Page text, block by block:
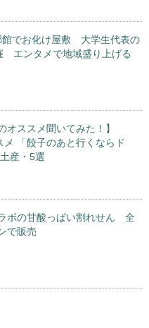
館でお化け屋敷 大学生代表の
エンタメで地域盛り上げる
オススメ聞いてみた！】
メ 「餃子のあと行くならド
産・5選
ボの甘酸っぱい割れせん 全
で販売